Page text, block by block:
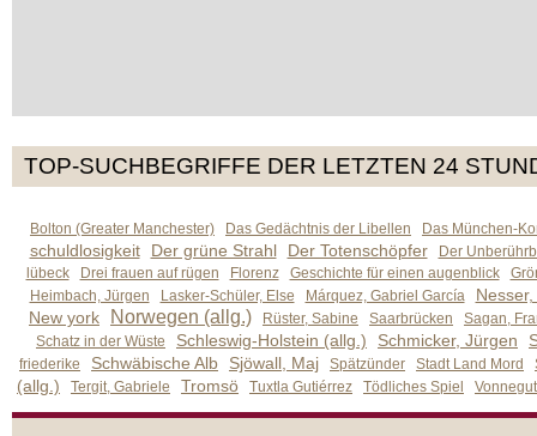
TOP-SUCHBEGRIFFE DER LETZTEN 24
Bolton (Greater Manchester) Das Gedächtnis der Libellen Das München-
schuldlosigkeit Der grüne Strahl Der Totenschöpfer
Der
lübeck
Drei frauen auf rügen Florenz Geschichte für einen augenblick
Heimbach, Jürgen
Lasker-Schüler, Else Márquez, Gabriel García
New york
Norwegen (allg.) Rüster, Sabine Saarbrücken
Sagan,
Schatz in der Wüste
Schleswig-Holstein (allg.) Schmicker, Jürgen
friederike Schwäbische Alb Sjöwall, Maj Spätzünder Stadt Land Mord
(allg.) Tergit, Gabriele Tromsö Tuxtla Gutiérrez Tödliches Spiel